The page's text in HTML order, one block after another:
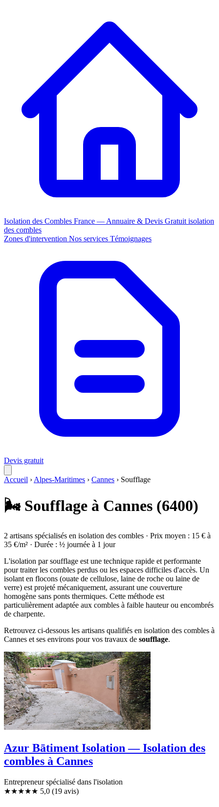
Isolation des Combles France — Annuaire & Devis Gratuit isolation
des combles
Zones d'intervention Nos services Témoignages
Devis gratuit
Accueil › Alpes-Maritimes › Cannes › Soufflage
🌬️ Soufflage à Cannes (6400)
2 artisans spécialisés en isolation des combles · Prix moyen : 15 € à
35 €/m² · Durée : ½ journée à 1 jour
L'isolation par soufflage est une technique rapide et performante
pour traiter les combles perdus ou les espaces difficiles d'accès. Un
isolant en flocons (ouate de cellulose, laine de roche ou laine de
verre) est projeté mécaniquement, assurant une couverture
homogène sans ponts thermiques. Cette méthode est
particulièrement adaptée aux combles à faible hauteur ou encombrés
de charpente.
Retrouvez ci-dessous les artisans qualifiés en isolation des combles à
Cannes et ses environs pour vos travaux de soufflage.
Azur Bātiment Isolation — Isolation des
combles à Cannes
Entrepreneur spécialisé dans l'isolation
★★★★★ 5,0 (19 avis)